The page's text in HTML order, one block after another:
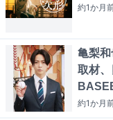
約1か月
亀梨
取材
約1か月